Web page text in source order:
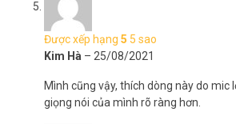
Được xếp hạng 5 5 sao
Kim Hà – 25/08/2021
Mình cũng vậy, thích dòng này do mic
giọng nói của mình rõ ràng hơn.